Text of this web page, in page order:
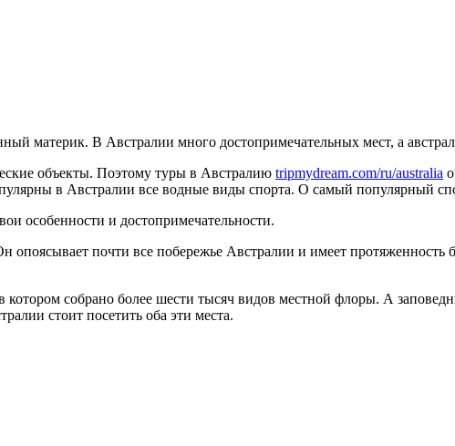
материк. В Австралии много достопримечательных мест, а
объекты. Поэтому туры в Австралию tripmydream.com/ru/australia
в Австралии все водные виды спорта. О самый популярный
особенности и достопримечательности.
почти все побережье Австралии и имеет протяженность
собрано более шести тысяч видов местной флоры. А
стоит посетить оба эти места.